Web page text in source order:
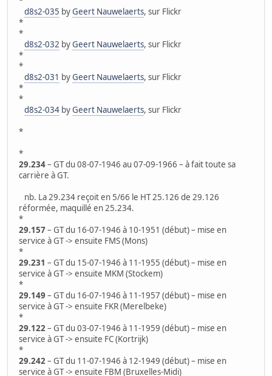
d8s2-035 byGeert Nauwelaerts, sur Flickr
*
*
d8s2-032 byGeert Nauwelaerts, sur Flickr
*
*
d8s2-031 byGeert Nauwelaerts, sur Flickr
*
*
d8s2-034 byGeert Nauwelaerts, sur Flickr
*
*
29.234– GT du 08-07-1946 au 07-09-1966 – à fait toute sa
carrière à GT.
nb. La 29.234 reçoit en 5/66 le HT 25.126 de 29.126
réformée, maquillé en 25.234.
*
29.157– GT du 16-07-1946 à 10-1951 (début) – mise en
service à GT -> ensuite FMS (Mons)
*
29.231 – GT du 15-07-1946 à 11-1955 (début) – mise en
service à GT -> ensuite MKM (Stockem)
*
29.149 – GT du 16-07-1946 à 11-1957 (début) – mise en
service à GT -> ensuite FKR (Merelbeke)
*
29.122– GT du 03-07-1946 à 11-1959 (début) – mise en
service à GT -> ensuite FC (Kortrijk)
*
29.242– GT du 11-07-1946 à 12-1949 (début) – mise en
service à GT -> ensuite FBM (Bruxelles-Midi)